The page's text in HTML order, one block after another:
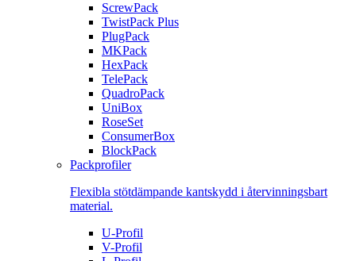
ScrewPack
TwistPack Plus
PlugPack
MKPack
HexPack
TelePack
QuadroPack
UniBox
RoseSet
ConsumerBox
BlockPack
Packprofiler
Flexibla stötdämpande kantskydd i återvinningsbart
material.
U-Profil
V-Profil